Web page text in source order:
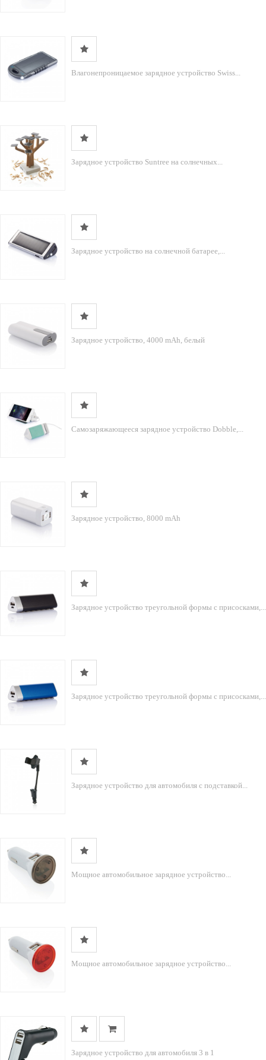
Влагонепроницаемое зарядное устройство Swiss...
Зарядное устройство Suntree на солнечных...
Зарядное устройство на солнечной батарее,...
Зарядное устройство, 4000 mAh, белый
Самозаряжающееся зарядное устройство Dobble,...
Зарядное устройство, 8000 mAh
Зарядное устройство треугольной формы с присосками,...
Зарядное устройство треугольной формы с присосками,...
Зарядное устройство для автомобиля с подставкой...
Мощное автомобильное зарядное устройство...
Мощное автомобильное зарядное устройство...
Зарядное устройство для автомобиля 3 в 1